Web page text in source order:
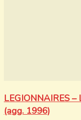
LEGIONNAIRES –
(agg. 1996)